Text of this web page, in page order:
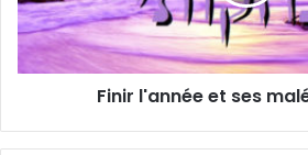
Finir l'année et ses